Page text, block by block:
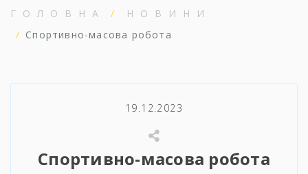
ГОЛОВНА
НОВИНИ
Спортивно-масова робота
19.12.2023
Спортивно-масова робота